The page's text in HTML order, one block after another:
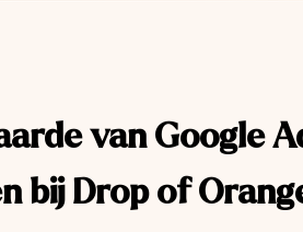
van Google
bij Drop of